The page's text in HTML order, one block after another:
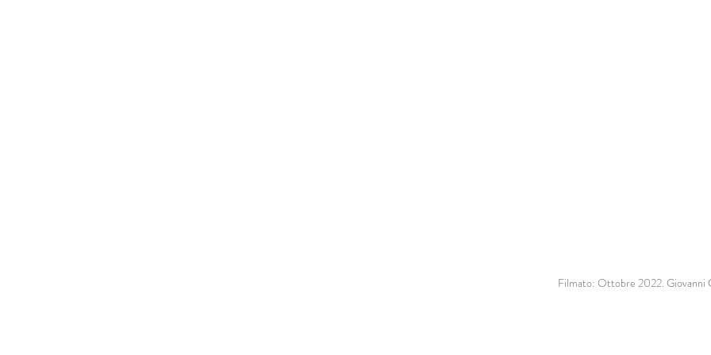
Filmato: Ottobre 2022. Giovanni